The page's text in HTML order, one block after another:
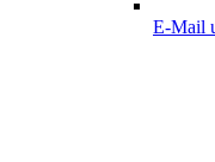
E-Mail